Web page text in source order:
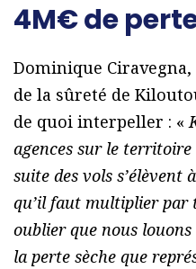
4M€ de
Dominique
de la sûreté de
de quoi interpeller : «
agences sur le
suite des vols s’élèvent
qu’il faut multiplier par
oublier que nous
la perte sèche que